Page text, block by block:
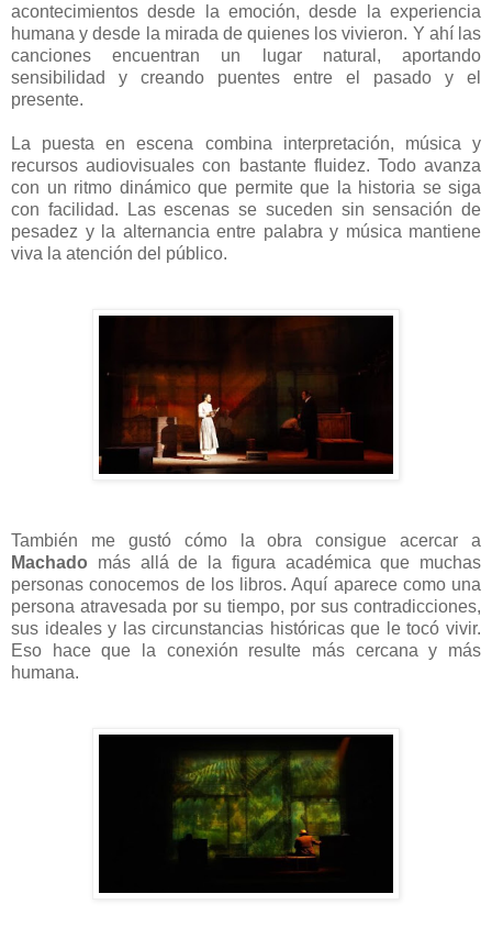
acontecimientos desde la emoción, desde la experiencia
humana y desde la mirada de quienes los vivieron. Y ahí las
canciones encuentran un lugar natural, aportando
sensibilidad y creando puentes entre el pasado y el
presente.
La puesta en escena combina interpretación, música y
recursos audiovisuales con bastante fluidez. Todo avanza
con un ritmo dinámico que permite que la historia se siga
con facilidad. Las escenas se suceden sin sensación de
pesadez y la alternancia entre palabra y música mantiene
viva la atención del público.
También me gustó cómo la obra consigue acercar a
Machado más allá de la figura académica que muchas
personas conocemos de los libros. Aquí aparece como una
persona atravesada por su tiempo, por sus contradicciones,
sus ideales y las circunstancias históricas que le tocó vivir.
Eso hace que la conexión resulte más cercana y más
humana.